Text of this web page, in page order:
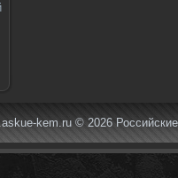
kem.ru © 2026